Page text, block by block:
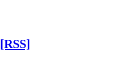
[RSS]